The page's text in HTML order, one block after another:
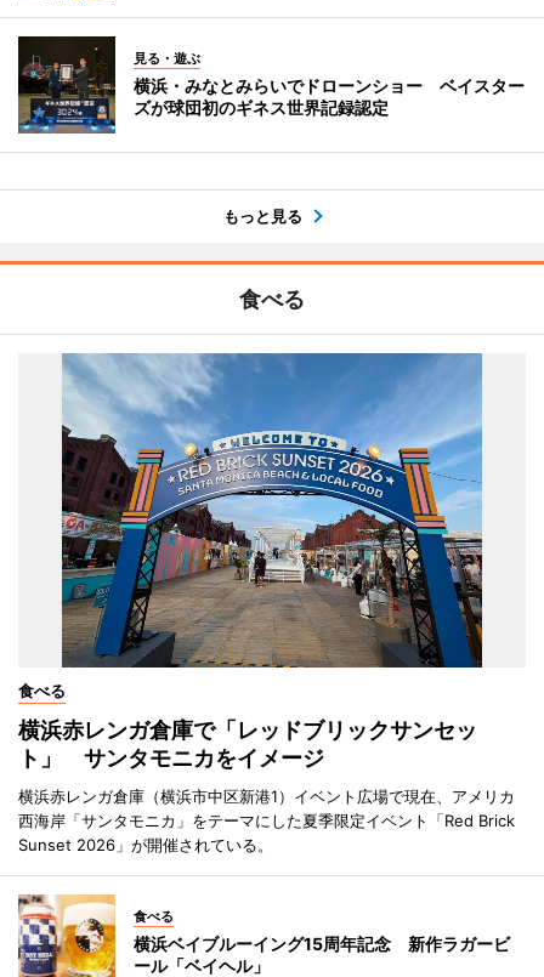
見る・遊ぶ
横浜・みなとみらいでドローンショー ベイスター
ズが球団初のギネス世界記録認定
もっと見る
食べる
食べる
横浜赤レンガ倉庫で「レッドブリックサンセッ
ト」 サンタモニカをイメージ
横浜赤レンガ倉庫（横浜市中区新港1）イベント広場で現在、アメリカ
西海岸「サンタモニカ」をテーマにした夏季限定イベント「Red Brick
Sunset 2026」が開催されている。
食べる
横浜ベイブルーイング15周年記念 新作ラガービ
ール「ベイヘル」